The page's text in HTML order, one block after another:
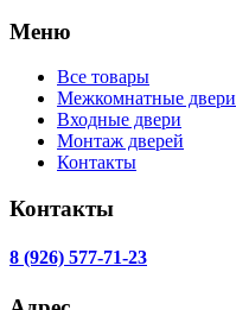
Меню
Все товары
Межкомнатные двери
Входные двери
Монтаж дверей
Контакты
Контакты
8 (926) 577-71-23